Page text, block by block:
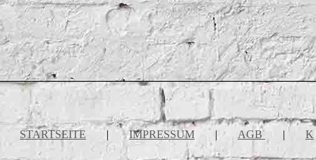
STARTSEITE | IMPRESSUM | AGB | K